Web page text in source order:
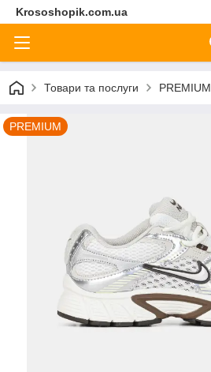
Krososhopik.com.ua
Товари та послуги PREMIUM
PREMIUM